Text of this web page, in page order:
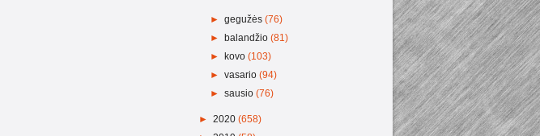
►gegužės(76)
►balandžio(81)
►kovo(103)
►vasario(94)
►sausio(76)
► 2020 (658)